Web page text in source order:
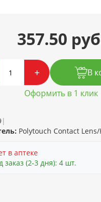
357.50
+
В
Оформить в 1 клик
|
Polytouch Contact
в аптеке
(2-3 дня): 4 шт.